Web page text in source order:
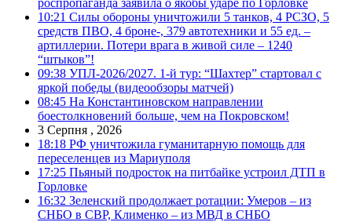
10:21 Силы обороны уничтожили 5 танков, 4 РСЗО, 5
средств ПВО, 4 броне-, 379 автотехники и 55 ед. –
артиллерии. Потери врага в живой силе – 1240
“штыков”!
09:38 УПЛ-2026/2027. 1-й тур: “Шахтер” стартовал с
яркой победы (видеообзоры матчей)
08:45 На Константиновском направлении
боестолкновений больше, чем на Покровском!
3 Серпня , 2026
18:18 РФ уничтожила гуманитарную помощь для
переселенцев из Мариуполя
17:25 Пьяный подросток на питбайке устроил ДТП в
Горловке
16:32 Зеленский продолжает ротации: Умеров – из
СНБО в СВР, Клименко – из МВД в СНБО